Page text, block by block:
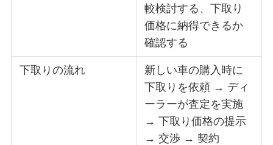
較検討する、下取り
価格に納得できるか
確認する
下取りの流れ
新しい車の購入時に
下取りを依頼 → ディ
ーラーが査定を実施
→ 下取り価格の提示
→ 交渉 → 契約